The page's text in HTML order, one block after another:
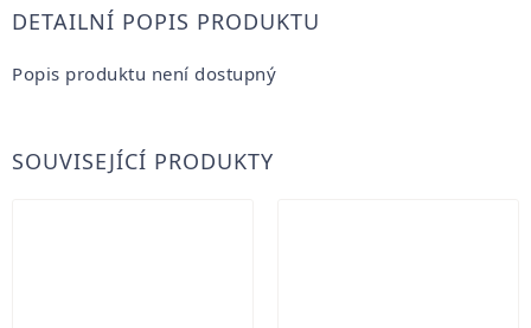
DETAILNÍ POPIS PRODUKTU
Popis produktu není dostupný
SOUVISEJÍCÍ PRODUKTY